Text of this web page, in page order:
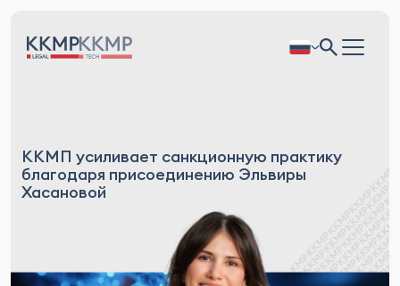
ККМП усиливает санкционную практику
благодаря присоединению Эльвиры
Хасановой